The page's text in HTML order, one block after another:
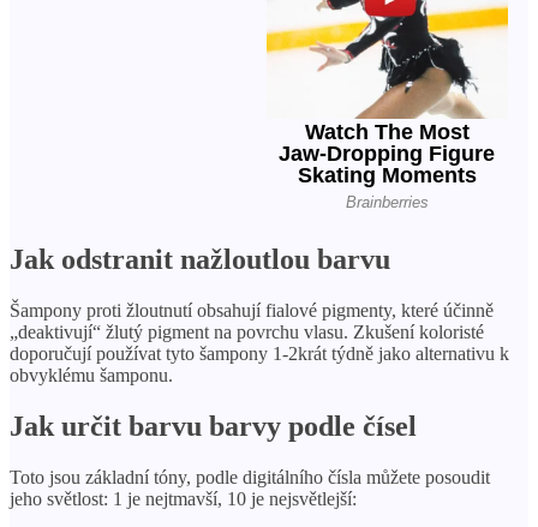
Jak odstranit nažloutlou barvu
Šampony proti žloutnutí obsahují fialové pigmenty, které účinně
„deaktivují“ žlutý pigment na povrchu vlasu. Zkušení koloristé
doporučují používat tyto šampony 1-2krát týdně jako alternativu k
obvyklému šamponu.
Jak určit barvu barvy podle čísel
Toto jsou základní tóny, podle digitálního čísla můžete posoudit
jeho světlost: 1 je nejtmavší, 10 je nejsvětlejší: